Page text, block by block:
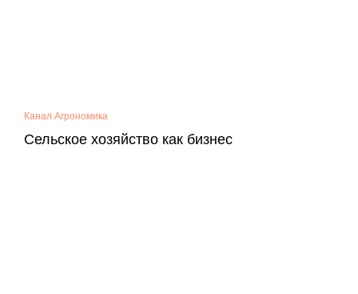
Канал Агрономика
Сельское хозяйство как бизнес